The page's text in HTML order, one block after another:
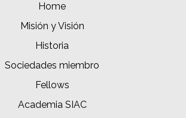
Home
Misión y Visión
Historia
Sociedades miembro
Fellows
Academia SIAC